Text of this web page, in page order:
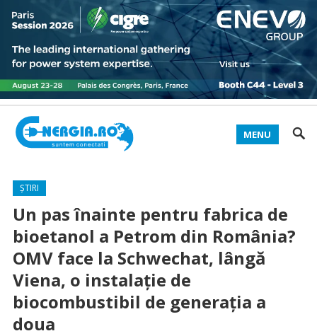
MENU
ȘTIRI
Un pas înainte pentru fabrica de
bioetanol a Petrom din România?
OMV face la Schwechat, lângă
Viena, o instalație de
biocombustibil de generația a
doua